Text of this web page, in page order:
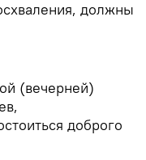
должны
(вечерней)
доброго